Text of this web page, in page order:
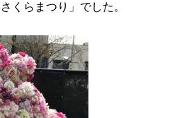
くらまつり」でした。